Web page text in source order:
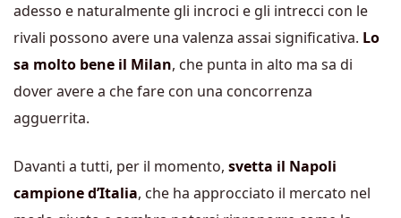
adesso e naturalmente gli incroci e gli intrecci con le
rivali possono avere una valenza assai significativa. Lo
sa molto bene il Milan, che punta in alto ma sa di
dover avere a che fare con una concorrenza
agguerrita.
Davanti a tutti, per il momento, svetta il Napoli
campione d’Italia, che ha approcciato il mercato nel